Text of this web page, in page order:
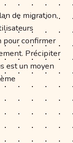
de migration,
pour confirmer
Précipiter
est un moyen